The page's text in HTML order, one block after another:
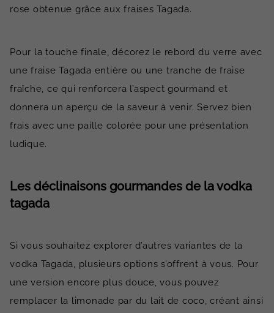
rose obtenue grâce aux fraises Tagada.
Pour la touche finale, décorez le rebord du verre avec
une fraise Tagada entière ou une tranche de fraise
fraîche, ce qui renforcera l’aspect gourmand et
donnera un aperçu de la saveur à venir. Servez bien
frais avec une paille colorée pour une présentation
ludique.
Les déclinaisons gourmandes de la vodka
tagada
Si vous souhaitez explorer d’autres variantes de la
vodka Tagada, plusieurs options s’offrent à vous. Pour
une version encore plus douce, vous pouvez
remplacer la limonade par du lait de coco, créant ainsi